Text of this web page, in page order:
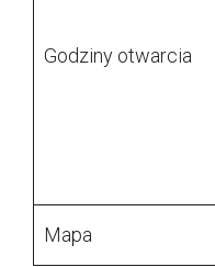
Godziny otwarcia
Mapa